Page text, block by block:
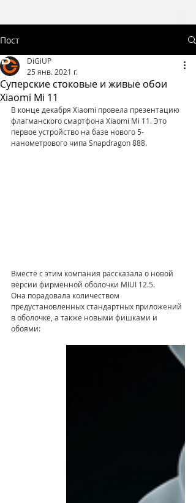
Пост
Суперские стоковые и живые обои
Xiaomi Mi 11
DiGiUP
25 янв. 2021 г.
В конце декабря Xiaomi провела презентацию
флагманского смартфона Xiaomi Mi 11. Это
первое устройство на базе нового 5-
нанометрового чипа Snapdragon 888.
Вместе с этим компания рассказала о новой
версии фирменной оболочки MIUI 12.5.
Она порадовала количеством
предустановленных стандартных приложений
в оболочке, а также новыми фишками и
обоями: